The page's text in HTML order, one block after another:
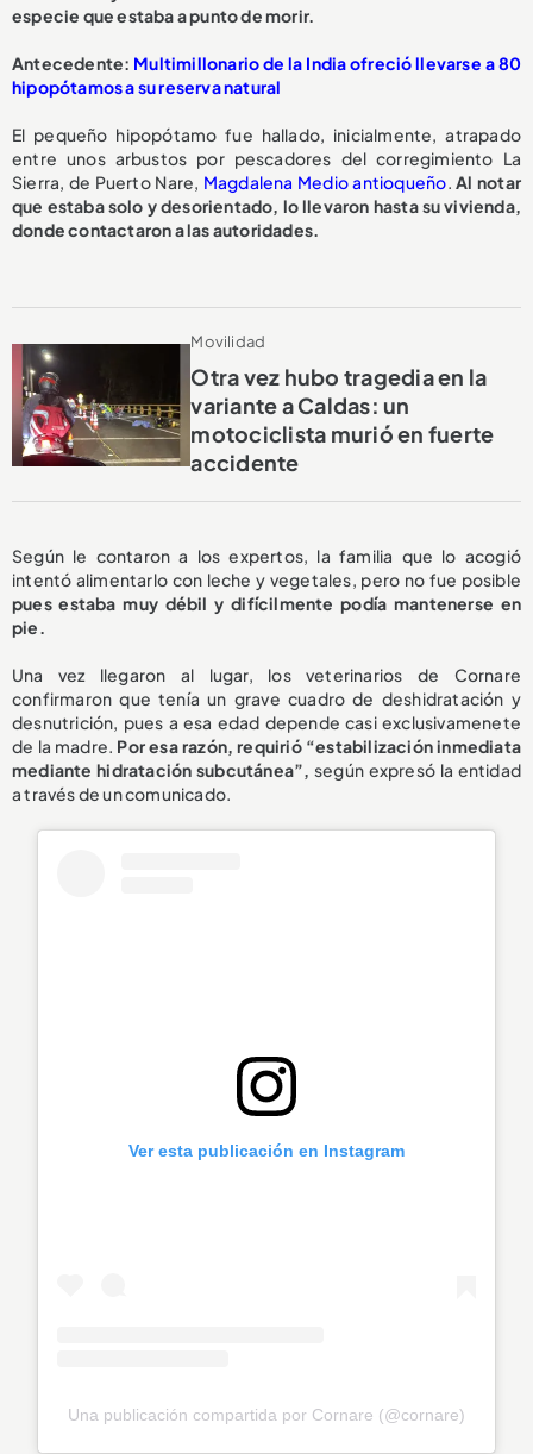
especie que estaba a punto de morir.
Antecedente: Multimillonario de la India ofreció llevarse a 80
hipopótamos a su reserva natural
El pequeño hipopótamo fue hallado, inicialmente, atrapado
entre unos arbustos por pescadores del corregimiento La
Sierra, de Puerto Nare, Magdalena Medio antioqueño.Al notar
que estaba solo y desorientado, lo llevaron hasta su vivienda,
donde contactaron a las autoridades.
Movilidad
Otra vez hubo tragedia en la
variante a Caldas: un
motociclista murió en fuerte
accidente
Según le contaron a los expertos, la familia que lo acogió
intentó alimentarlo con leche y vegetales, pero no fue posible
pues estaba muy débil y difícilmente podía mantenerse en
pie.
Una vez llegaron al lugar, los veterinarios de Cornare
confirmaron que tenía un grave cuadro de deshidratación y
desnutrición, pues a esa edad depende casi exclusivamenete
de la madre. Por esa razón, requirió “estabilización inmediata
mediante hidratación subcutánea”, según expresó la entidad
a través de un comunicado.
Ver esta publicación en Instagram
Una publicación compartida por Cornare (@cornare)